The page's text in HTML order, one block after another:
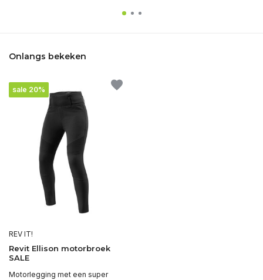
Onlangs bekeken
sale 20%
REV IT!
Revit Ellison motorbroek
SALE
Motorlegging met een super